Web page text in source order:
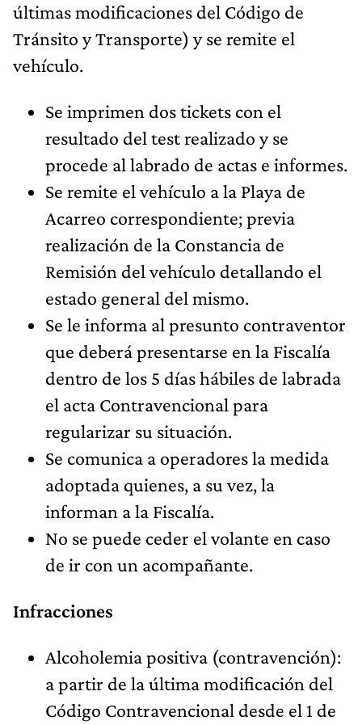
últimas modificaciones del Código de
Tránsito y Transporte) y se remite el
vehículo.
Se imprimen dos tickets con el
resultado del test realizado y se
procede al labrado de actas e informes.
Se remite el vehículo a la Playa de
Acarreo correspondiente; previa
realización de la Constancia de
Remisión del vehículo detallando el
estado general del mismo.
Se le informa al presunto contraventor
que deberá presentarse en la Fiscalía
dentro de los 5 días hábiles de labrada
el acta Contravencional para
regularizar su situación.
Se comunica a operadores la medida
adoptada quienes, a su vez, la
informan a la Fiscalía.
No se puede ceder el volante en caso
de ir con un acompañante.
Infracciones
Alcoholemia positiva (contravención):
a partir de la última modificación del
Código Contravencional desde el 1 de